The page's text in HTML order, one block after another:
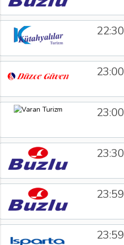
22:30
23:00
23:00
23:30
23:59
23:59